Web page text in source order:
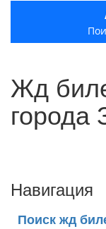
Жд
города
Навигация
Поиск жд